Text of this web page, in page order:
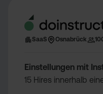
SaaS Osnabrück
Einstellungen mit
15 Hires innerhalb